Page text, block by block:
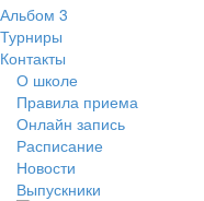
Альбом 3
Турниры
Контакты
О школе
Правила приема
Онлайн запись
Расписание
Новости
Выпускники